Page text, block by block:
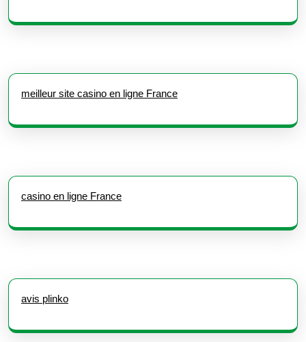
meilleur site casino en ligne France
casino en ligne France
avis plinko